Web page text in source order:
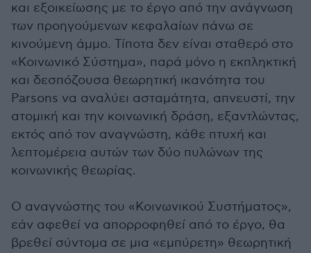
και εξοικείωσης με το έργο από την ανάγνωση
των προηγούμενων κεφαλαίων πάνω σε
κινούμενη άμμο. Τίποτα δεν είναι σταθερό στο
«Κοινωνικό Σύστημα», παρά μόνο η εκπληκτική
και δεσπόζουσα θεωρητική ικανότητα του
Parsons να αναλύει ασταμάτητα, απνευστί, την
ατομική και την κοινωνική δράση, εξαντλώντας,
εκτός από τον αναγνώστη, κάθε πτυχή και
λεπτομέρεια αυτών των δύο πυλώνων της
κοινωνικής θεωρίας.
Ο αναγνώστης του «Κοινωνικού Συστήματος»,
εάν αφεθεί να απορροφηθεί από το έργο, θα
βρεθεί σύντομα σε μια «εμπύρετη» θεωρητική